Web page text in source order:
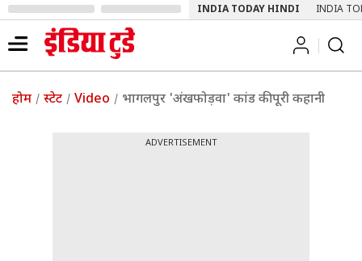
INDIA TODAY HINDI INDIA
होम स्टेट Video भागलपुर 'अंखफोड़वा' कांड की पूरी कहानी
ADVERTISEMENT